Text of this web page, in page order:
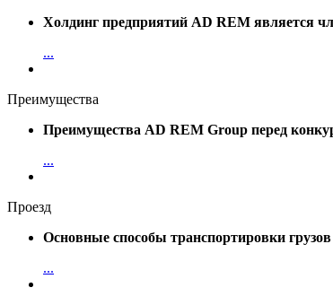
Холдинг предприятий AD REM является
...
Преимущества
Преимущества AD REM Group перед
...
Проезд
Основные способы транспортировки грузов
...